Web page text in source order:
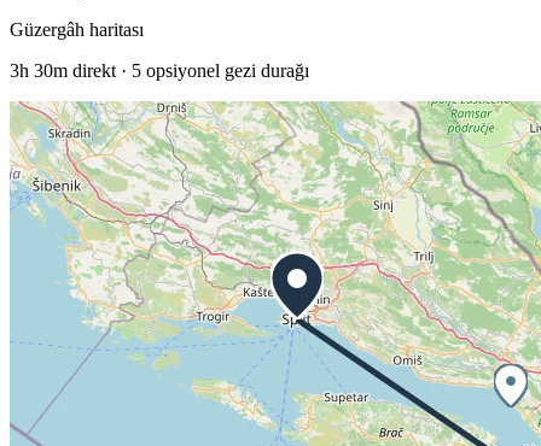
Güzergâh haritası
3h 30m direkt · 5 opsiyonel gezi durağı